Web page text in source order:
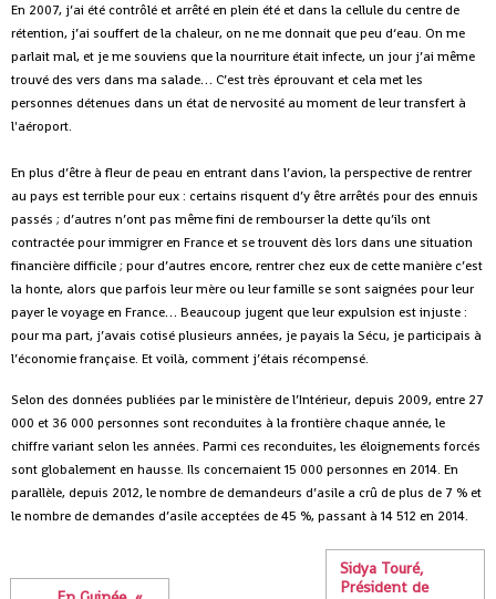
En 2007, j’ai été contrôlé et arrêté en plein été et dans la cellule du centre de
rétention, j’ai souffert de la chaleur, on ne me donnait que peu d‘eau. On me
parlait mal, et je me souviens que la nourriture était infecte, un jour j’ai même
trouvé des vers dans ma salade… C’est très éprouvant et cela met les
personnes détenues dans un état de nervosité au moment de leur transfert à
l'aéroport.
En plus d’être à fleur de peau en entrant dans l’avion, la perspective de rentrer
au pays est terrible pour eux : certains risquent d’y être arrêtés pour des ennuis
passés ; d’autres n’ont pas même fini de rembourser la dette qu’ils ont
contractée pour immigrer en France et se trouvent dès lors dans une situation
financière difficile ; pour d’autres encore, rentrer chez eux de cette manière c’est
la honte, alors que parfois leur mère ou leur famille se sont saignées pour leur
payer le voyage en France… Beaucoup jugent que leur expulsion est injuste :
pour ma part, j’avais cotisé plusieurs années, je payais la Sécu, je participais à
l’économie française. Et voilà, comment j’étais récompensé.
Selon des données publiées par le ministère de l’Intérieur, depuis 2009, entre 27
000 et 36 000 personnes sont reconduites à la frontière chaque année, le
chiffre variant selon les années. Parmi ces reconduites, les éloignements forcés
sont globalement en hausse. Ils concernaient 15 000 personnes en 2014. En
parallèle, depuis 2012, le nombre de demandeurs d’asile a crû de plus de 7 % et
le nombre de demandes d’asile acceptées de 45 %, passant à 14 512 en 2014.
Sidya Touré,
Président de